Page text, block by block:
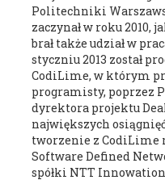
Politechniki
zaczynał w roku 2010,
brał także udział w
styczniu 2013 został
CodiLime, w którym
programisty, poprzez
dyrektora projektu
największych
tworzenie z CodiLime
Software Defined
spółki NTT